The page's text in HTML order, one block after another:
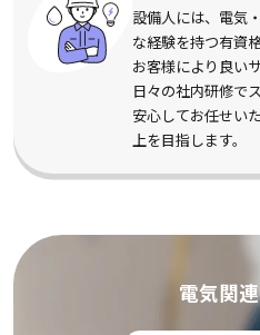
設備人には、電気
な経験を持つ有資
お客様により良い
日々の社内研修で
安心してお任せい
上を目指します。
電気関